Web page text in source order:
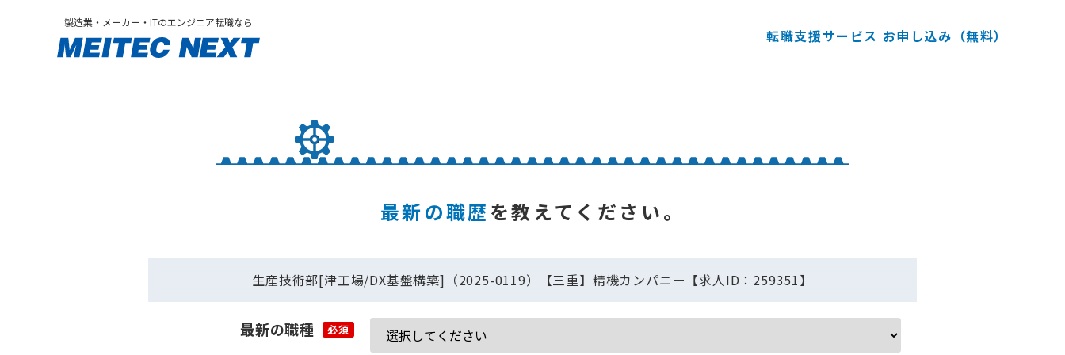
製造業・メーカー・ITのエンジニア転職なら
転職支援サービス お申し込み（無料）
最新の職歴 を教えてください。
生産技術部[津工場/DX基盤構築]（2025-0119）【三重】精機カンパニー【求人ID：259351】
最新の職種